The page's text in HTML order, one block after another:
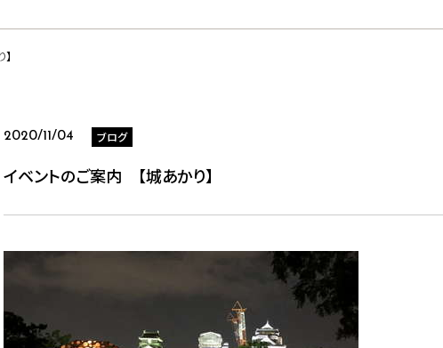
2020/11/04 ブログ
イベントのご案内 【城あかり】